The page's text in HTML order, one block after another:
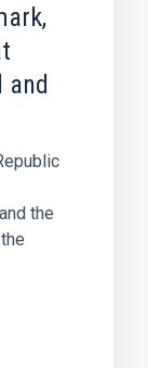
the